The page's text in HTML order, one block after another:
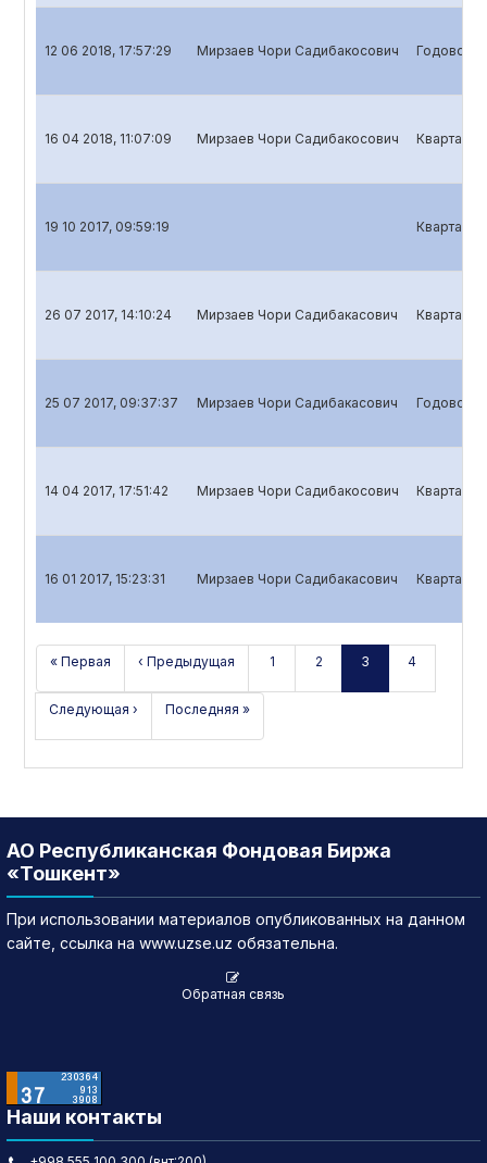
12 06 2018, 17:57:29 Мирзаев Чори Садибакосович Годовой
16 04 2018, 11:07:09 Мирзаев Чори Садибакосович
19 10 2017, 09:59:19
26 07 2017, 14:10:24 Мирзаев Чори Садибакасович
25 07 2017, 09:37:37 Мирзаев Чори Садибакасович Годовой
14 04 2017, 17:51:42 Мирзаев Чори Садибакосович
16 01 2017, 15:23:31 Мирзаев Чори Садибакасович
« Первая ‹ Предыдущая 1 2 3 4
Следующая › Последняя »
АО Республиканская Фондовая Биржа
«Тошкент»
При использовании материалов опубликованных на данном
сайте, ссылка на www.uzse.uz обязательна.
Обратная связь
Наши контакты